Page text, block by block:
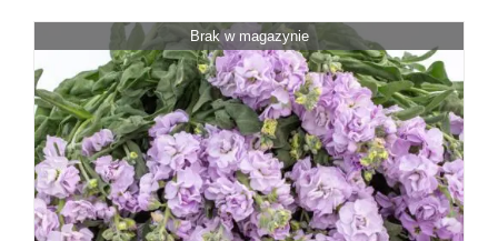
Brak w magazynie